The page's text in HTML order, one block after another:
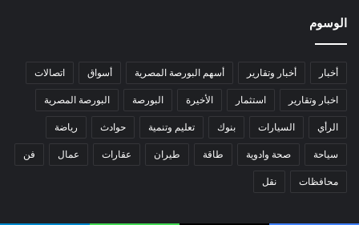
الوسوم
أخبار أخبار وتقارير أسهم البورصة المصرية أسواق اتصالات
اخبار وتقارير استثمار الأخيرة البورصة البورصة المصرية
الرأي السيارات بنوك تعليم وتنمية حوادث رياضة
سياحة صحة وادوية طاقة طيران عقارات عمال فن
محافظات نقل